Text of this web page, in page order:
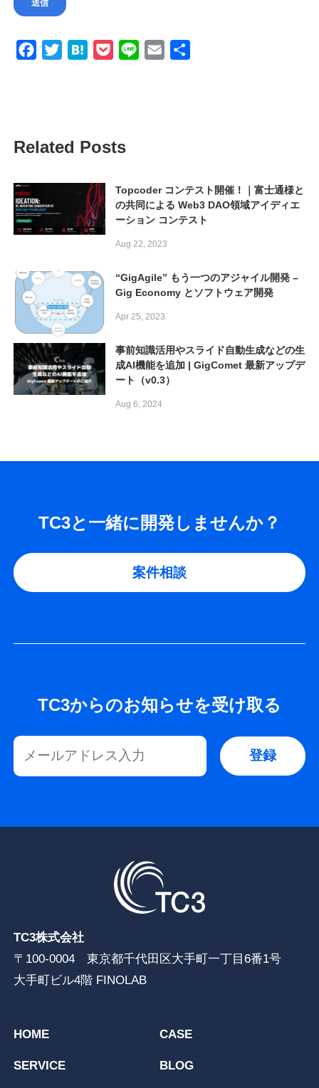
Facebook
Twitter HatenaPocketLine Email
Related Posts
Topcoder コンテスト開催！｜富士通様と
の共同による Web3 DAO領域アイディエ
ーション コンテスト
Aug 22, 2023
“GigAgile” もう一つのアジャイル開発 –
Gig Economy とソフトウェア開発
Apr 25, 2023
事前知識活用やスライド自動生成などの生
成AI機能を追加 | GigComet 最新アップデ
ート（v0.3）
Aug 6, 2024
TC3と一緒に開発しませんか？
案件相談
TC3からのお知らせを受け取る
TC3株式会社
〒100-0004 東京都千代田区大手町一丁目6番1号
大手町ビル4階 FINOLAB
HOME
SERVICE
CASE
BLOG